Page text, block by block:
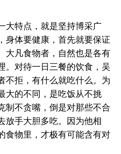
大特点，就是坚持博采广
身体要健康，首先就要保证
大凡食物者，自然也是各有
。对待一日三餐的饮食，吴
不拒，有什么就吃什么。为
大的不同，是吃饭从不挑
制不贪嘴，倒是对那些不合
放手大胆多吃。因为他相
食物里，才极有可能含有对